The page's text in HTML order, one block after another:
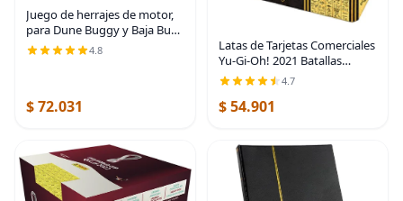
Juego de herrajes de motor,
para Dune Buggy y Baja Bug
de VW
4.8
$ 72.031
Latas de Tarjetas Comerciales
Yu-Gi-Oh! 2021 Batallas
Antiguas de Otoño,
Multicolor
4.7
$ 54.901